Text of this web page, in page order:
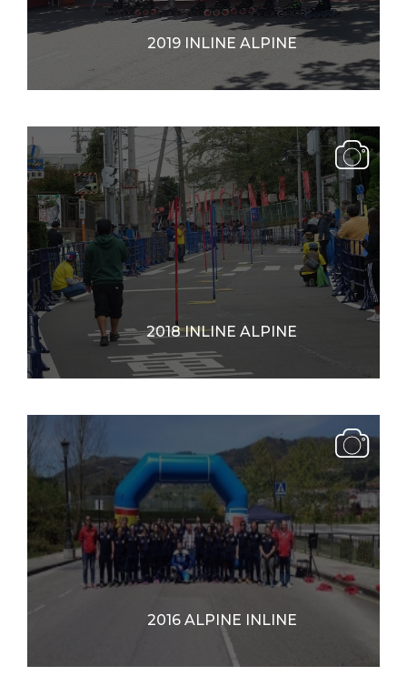
2019 INLINE ALPINE
2018 INLINE ALPINE
2016 ALPINE INLINE